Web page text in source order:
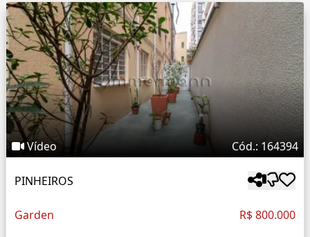
Vídeo Cód.: 164394
PINHEIROS
Garden R$ 800.000